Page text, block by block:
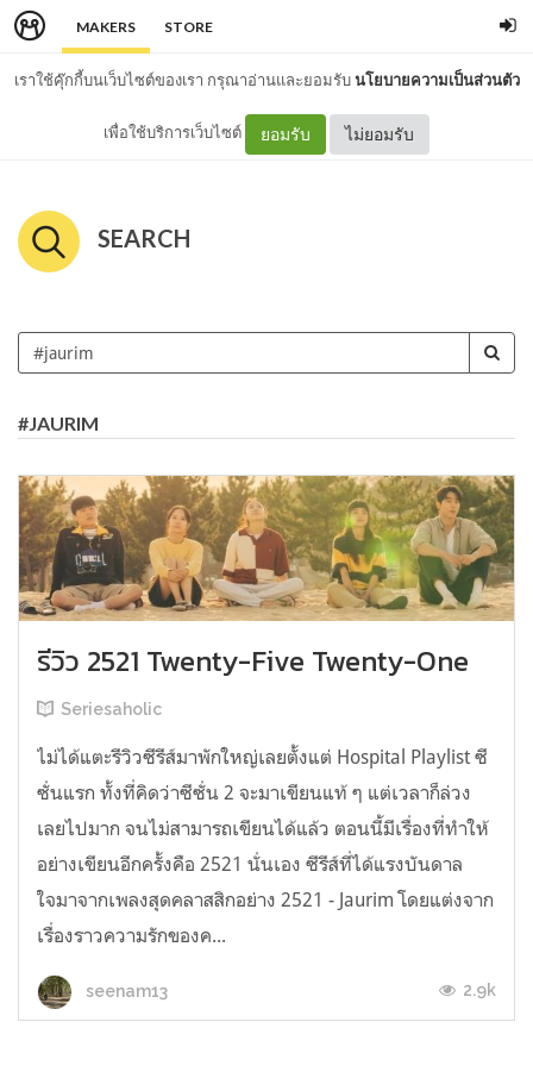
MAKERS STORE
เราใช้คุ๊กกี้บนเว็บไซต์ของเรา กรุณาอ่านและยอมรับนโยบายความเป็นส่วนตัว
เพื่อใช้บริการเว็บไซต์ ยอมรับ ไม่ยอมรับ
SEARCH
#JAURIM
รีวิว 2521 Twenty-Five Twenty-One
Seriesaholic
ไม่ได้แตะรีวิวซีรีส์มาพักใหญ่เลยตั้งแต่ Hospital Playlist ซี
ซั่นแรก ทั้งที่คิดว่าซีซั่น 2 จะมาเขียนแท้ ๆ แต่เวลาก็ล่วง
เลยไปมาก จนไม่สามารถเขียนได้แล้ว ตอนนี้มีเรื่องที่ทำให้
อย่างเขียนอีกครั้งคือ 2521 นั่นเอง ซีรีส์ที่ได้แรงบันดาล
ใจมาจากเพลงสุดคลาสสิกอย่าง 2521 - Jaurim โดยแต่งจาก
เรื่องราวความรักของค...
seenam13 2.9k